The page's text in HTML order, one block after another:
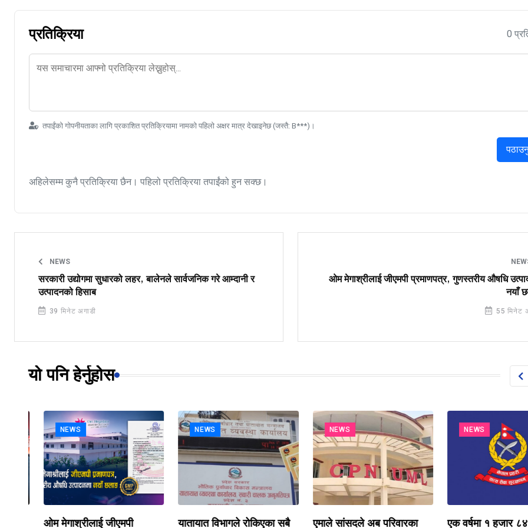
प्रतिक्रिया 0
तपाईंको गोपनीयताका लागि प्रकाशित प्रतिक्रियामा नामको पहिलो अक्षर मात्र देखाइनेछ (जस्तै: B***)।
अहिलेसम्म कुनै प्रतिक्रिया छैन। पहिलो प्रतिक्रिया तपाईंको हुन सक्छ।
NEWS
सरकारी उद्योगमा सुधारको लहर, बालेनले सार्वजनिक गरे आम्दानी र
उत्पादनको हिसाब
39 मिनेट अगाडी
ओम मेगाश्रीलाई जीएमपी प्रमाणपत्र, गुणस्तरीय औषधि
नयाँ
55 मिनेट
यो पनि हेर्नुहोस
NEWS
ओम मेगाश्रीलाई जीएमपी
NEWS
यातायात विभागले रोकिएका सबै
NEWS
एमाले सांसदले अब परिवारका
NEWS
एक वर्षमा १ हजार ८४८